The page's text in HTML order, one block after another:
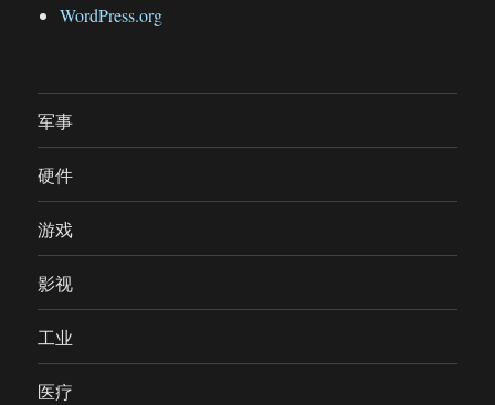
WordPress.org
军事
硬件
游戏
影视
工业
医疗